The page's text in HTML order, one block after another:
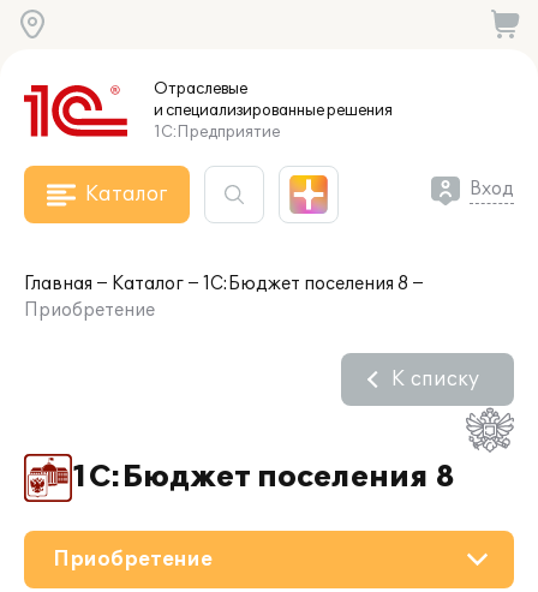
Отраслевые
и специализированныерешения
1С:Предприятие
Каталог Вход
Главная Каталог
1С:Бюджет поселения 8
Приобретение
1С:Бюджет поселения 8
К списку
Приобретение